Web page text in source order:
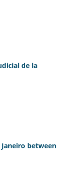
de la
between